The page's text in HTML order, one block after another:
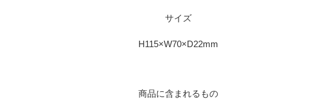
サイズ
H115×W70×D22mm
商品に含まれるもの